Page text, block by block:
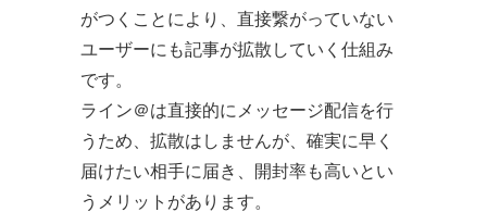
がつくことにより、直接繋がっていない
ユーザーにも記事が拡散していく仕組み
です。
ライン＠は直接的にメッセージ配信を行
うため、拡散はしませんが、確実に早く
届けたい相手に届き、開封率も高いとい
うメリットがあります。